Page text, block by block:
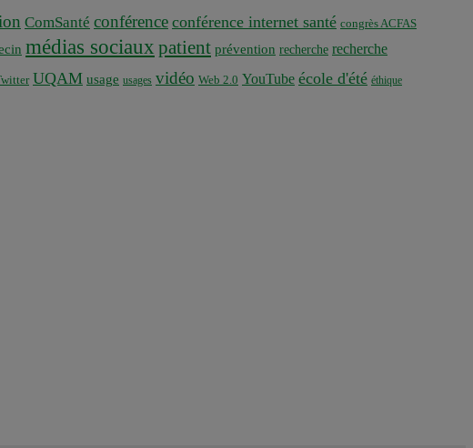
ComSanté conférence conférence internet santé congrès ACFAS
médias sociaux patient prévention recherche recherche
UQAM usage usages vidéo Web 2.0 YouTube école d'été éthique